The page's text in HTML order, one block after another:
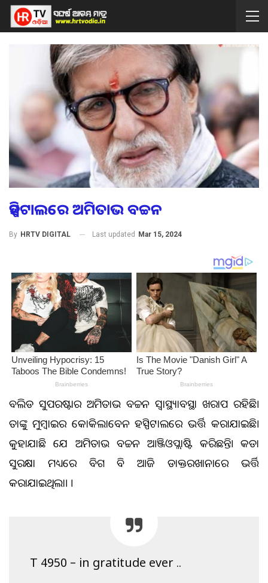
ହସ୍ପିଟାଲରେ ଅମିତାଭ ବଚ୍ଚନ
By HRTV DIGITAL Last updated Mar 15, 2024
ବଲିଉଡ ସୁପରଷ୍ଟାର ଅମିତାଭ ବଚ୍ଚନ ସ୍ବାସ୍ଥ୍ୟାବସ୍ଥା ଖରାପ ରହିଛି।
ତାଙ୍କୁ ମୁମ୍ବାଇର କୋକିଲାବେନ ହସ୍ପିଟାଲରେ ଭର୍ତ୍ତି କରାଯାଇଛି।
କୁହାଯାଉଛି ଯେ ଅମିତାଭ ବଚ୍ଚନ ଆଞ୍ଜିଓପ୍ଲାଷ୍ଟି କରିଛନ୍ତି। କଡା
ସୁରକ୍ଷା ମଧ୍ୟରେ ବିଗ ବି ଆଜି ଡାକ୍ତରଖାନାରେ ଭର୍ତ୍ତି
କରାଯାଇଥିଲା। ।
T 4950 – in gratitude ever ..